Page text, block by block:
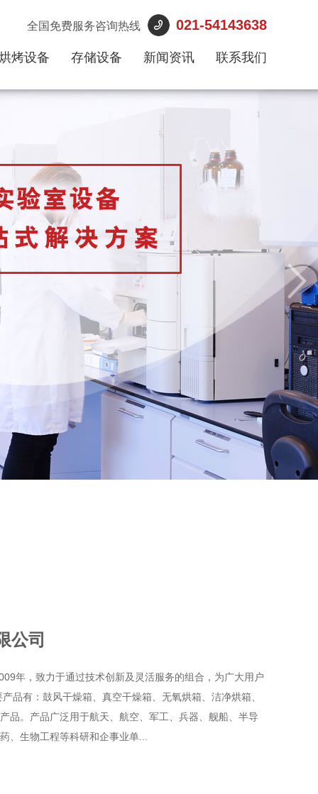
全国免费服务咨询热线 021-54143638
烤设备 存储设备 新闻资讯 联系我们
公司
年，致力于通过技术创新及灵活服务的组合，为广大用户
品有：鼓风干燥箱、真空干燥箱、无氧烘箱、洁净烘箱、
品。产品广泛用于航天、航空、军工、兵器、舰船、半导
、生物工程等科研和企事业单...